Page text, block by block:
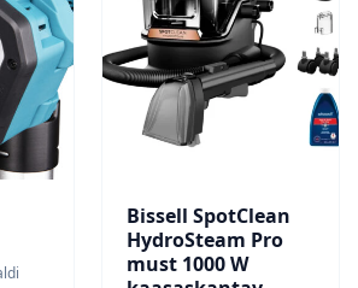
Bissell SpotClean
HydroSteam Pro
must 1000 W